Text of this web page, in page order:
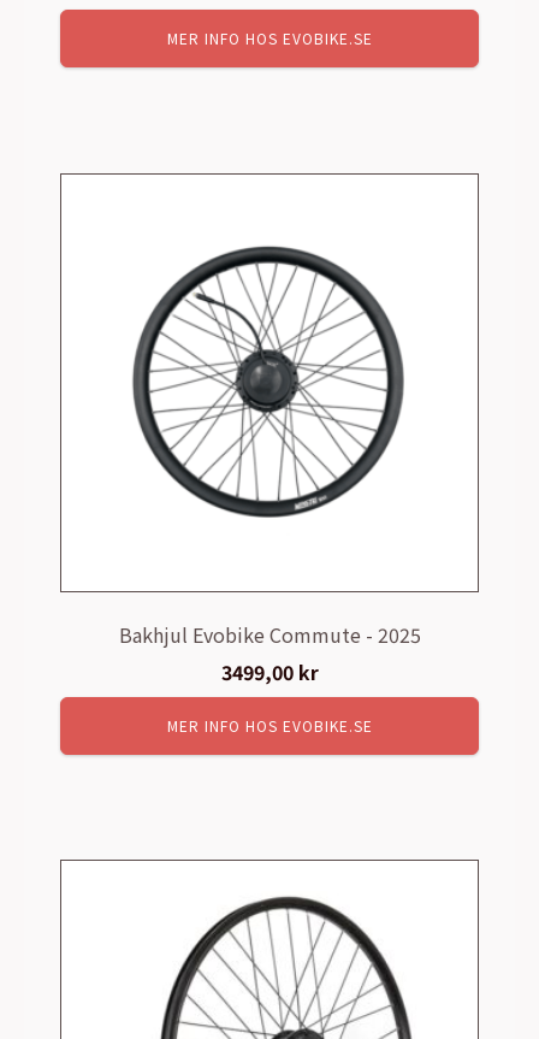
MER INFO HOS EVOBIKE.SE
Bakhjul Evobike Commute - 2025
3499,00 kr
MER INFO HOS EVOBIKE.SE